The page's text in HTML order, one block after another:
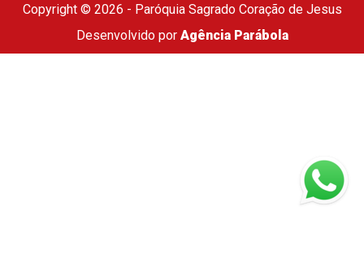
Copyright © 2026 - Paróquia Sagrado Coração de Jesus
Desenvolvido por Agência Parábola